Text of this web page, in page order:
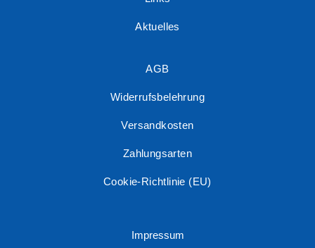
Aktuelles
AGB
Widerrufsbelehrung
Versandkosten
Zahlungsarten
Cookie-Richtlinie (EU)
Impressum